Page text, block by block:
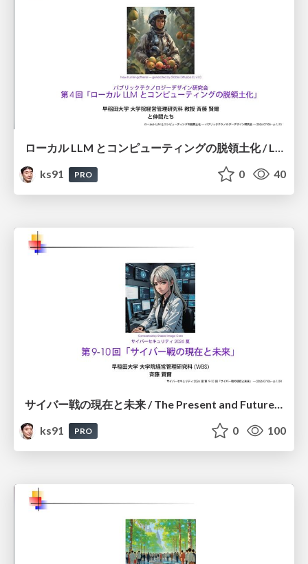
ローカル LLM とコンピューティングの脱領土化 / Local LLMs and Deterritorialization of Computing
ks91
PRO 0 40
ks91
PRO 0 100